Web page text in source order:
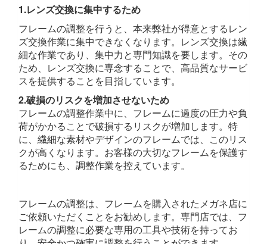
1.レンズ交換に集中するため
フレームの調整を行うと、本来弊社が得意とするレン
ズ交換作業に集中できなくなります。レンズ交換は繊
細な作業であり、集中力と専門知識を要します。その
ため、レンズ交換に専念することで、高品質なサービ
スを提供することを目指しています。
2.破損のリスクを増加させないため
フレームの調整作業中に、フレームに過度の圧力や負
荷がかかることで破損するリスクが増加します。特
に、繊細な素材やデザインのフレームでは、このリス
クが高くなります。お客様の大切なフレームを保護す
るためにも、調整作業を控えています。
フレームの調整は、フレームを購入されたメガネ店に
ご依頼いただくことをお勧めします。専門店では、フ
レームの調整に必要な専用の工具や技術を持ってお